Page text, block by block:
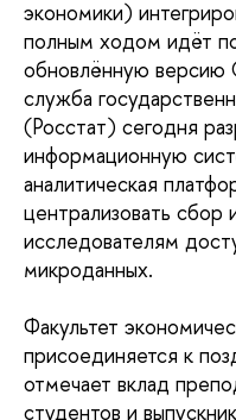
экономики)
полным ходом идёт
обновлённую
служба
(Росстат) сегодня
информационную
аналитическая
централизовать сбор
исследователям
микроданных.
Факультет
присоединяется к
отмечает вклад
студентов и